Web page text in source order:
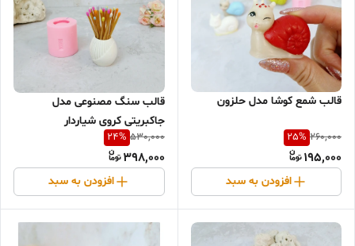
قالب شمع کوشا مدل حلزون
260,000
25%
195,000
افزودن به سبد
قالب سنگ مصنوعی مدل
جاکبریتی کروی شیاردار
530,000
24%
398,000
افزودن به سبد